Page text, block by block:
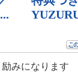
みになります